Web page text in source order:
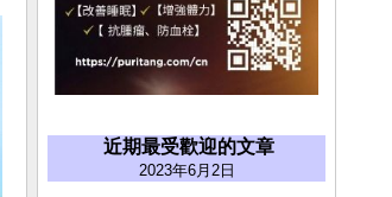
近期最受歡迎的文章
2023年6月2日